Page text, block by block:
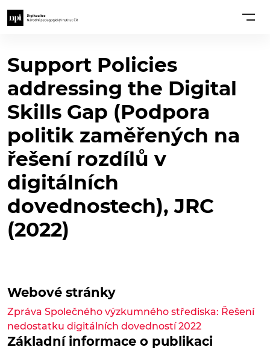
Support Policies
addressing the Digital
Skills Gap (Podpora
politik zaměřených na
řešení rozdílů v
digitálních
dovednostech), JRC
(2022)
Základní informace o publikaci
Webové stránky
Zpráva Společného výzkumného střediska: Řešení
nedostatku digitálních dovedností 2022